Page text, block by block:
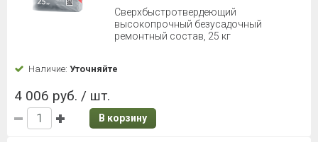
Сверхбыстротвердеющий
высокопрочный безусадочный
ремонтный состав, 25 кг
Наличие: Уточняйте
4 006 руб. / шт.
В корзину